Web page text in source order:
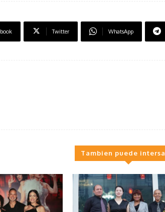
Twitter WhatsApp
Tambien puede